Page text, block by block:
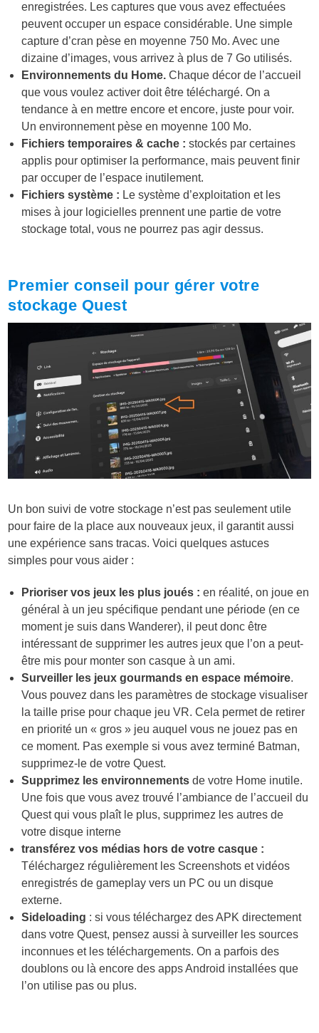
enregistrées. Les captures que vous avez effectuées
peuvent occuper un espace considérable. Une simple
capture d’cran pèse en moyenne 750 Mo. Avec une
dizaine d’images, vous arrivez à plus de 7 Go utilisés.
Environnements du Home. Chaque décor de l’accueil
que vous voulez activer doit être téléchargé. On a
tendance à en mettre encore et encore, juste pour voir.
Un environnement pèse en moyenne 100 Mo.
Fichiers temporaires & cache : stockés par certaines
applis pour optimiser la performance, mais peuvent finir
par occuper de l’espace inutilement.
Fichiers système : Le système d’exploitation et les
mises à jour logicielles prennent une partie de votre
stockage total, vous ne pourrez pas agir dessus.
Premier conseil pour gérer votre
stockage Quest
Un bon suivi de votre stockage n’est pas seulement utile
pour faire de la place aux nouveaux jeux, il garantit aussi
une expérience sans tracas. Voici quelques astuces
simples pour vous aider :
Prioriser vos jeux les plus joués : en réalité, on joue en
général à un jeu spécifique pendant une période (en ce
moment je suis dans Wanderer), il peut donc être
intéressant de supprimer les autres jeux que l’on a peut-
être mis pour monter son casque à un ami.
Surveiller les jeux gourmands en espace mémoire.
Vous pouvez dans les paramètres de stockage visualiser
la taille prise pour chaque jeu VR. Cela permet de retirer
en priorité un « gros » jeu auquel vous ne jouez pas en
ce moment. Pas exemple si vous avez terminé Batman,
supprimez-le de votre Quest.
Supprimez les environnementsde votre Home inutile.
Une fois que vous avez trouvé l’ambiance de l’accueil du
Quest qui vous plaît le plus, supprimez les autres de
votre disque interne
transférez vos médias hors de votre casque :
Téléchargez régulièrement les Screenshots et vidéos
enregistrés de gameplay vers un PC ou un disque
externe.
Sideloading : si vous téléchargez des APK directement
dans votre Quest, pensez aussi à surveiller les sources
inconnues et les téléchargements. On a parfois des
doublons ou là encore des apps Android installées que
l’on utilise pas ou plus.